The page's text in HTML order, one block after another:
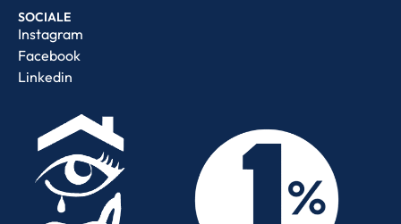
SOCIALE
Instagram
Facebook
Linkedin